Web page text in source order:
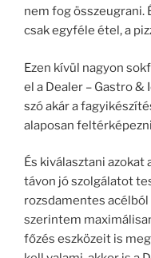
nem fog összeugrani.
csak egyféle étel, a
Ezen kívül nagyon
el a Dealer – Gastro &
szó akár a
alaposan
És kiválasztani
távon jó szolgálatot
rozsdamentes
szerintem
főzés eszközeit is